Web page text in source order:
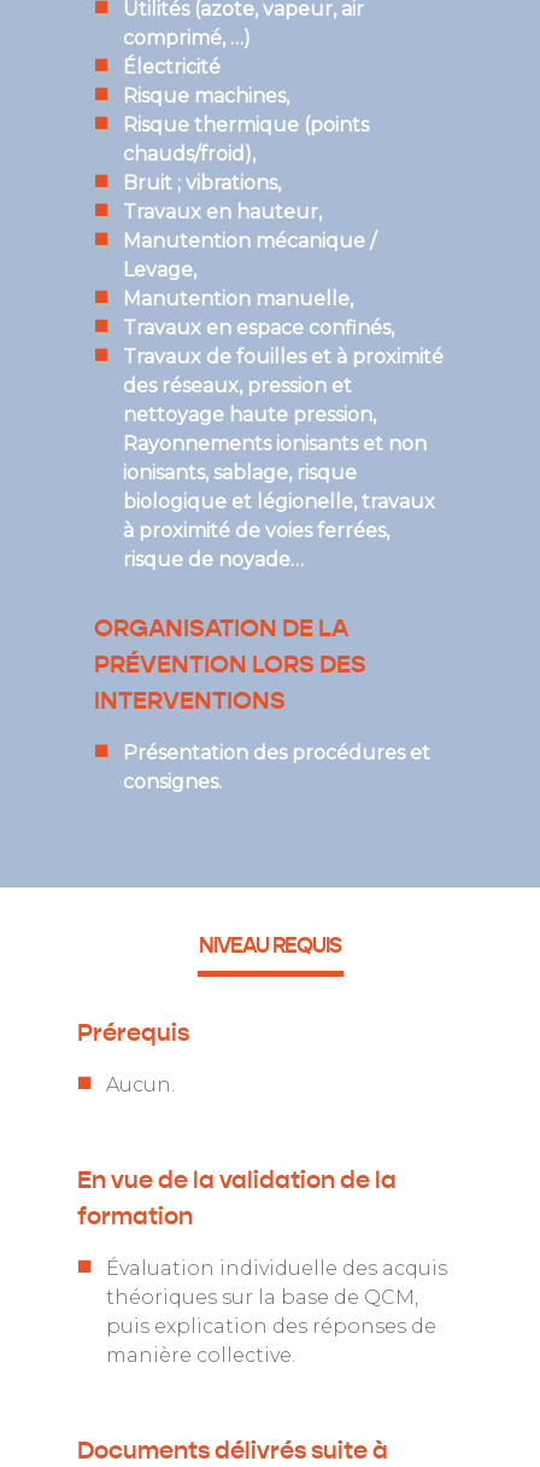
Utilités (azote, vapeur, air
comprimé, …)
Électricité
Risque machines,
Risque thermique (points
chauds/froid),
Bruit ; vibrations,
Travaux en hauteur,
Manutention mécanique /
Levage,
Manutention manuelle,
Travaux en espace confinés,
Travaux de fouilles et à proximité
des réseaux, pression et
nettoyage haute pression,
Rayonnements ionisants et non
ionisants, sablage, risque
biologique et légionelle, travaux
à proximité de voies ferrées,
risque de noyade…
ORGANISATION DE LA
PRÉVENTION LORS DES
INTERVENTIONS
Présentation des procédures et
consignes.
NIVEAU REQUIS
Prérequis
Aucun.
En vue de la validation de la
formation
Évaluation individuelle des acquis
théoriques sur la base de QCM,
puis explication des réponses de
manière collective.
Documents délivrés suite à